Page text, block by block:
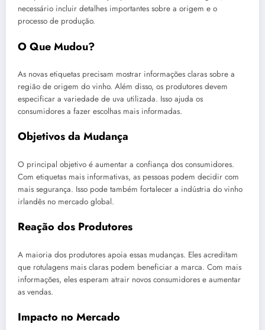
necessário incluir detalhes importantes sobre a origem e o
processo de produção.
O Que Mudou?
As novas etiquetas precisam mostrar informações claras sobre a
região de origem do vinho. Além disso, os produtores devem
especificar a variedade de uva utilizada. Isso ajuda os
consumidores a fazer escolhas mais informadas.
Objetivos da Mudança
O principal objetivo é aumentar a confiança dos consumidores.
Com etiquetas mais informativas, as pessoas podem decidir com
mais segurança. Isso pode também fortalecer a indústria do vinho
irlandês no mercado global.
Reação dos Produtores
A maioria dos produtores apoia essas mudanças. Eles acreditam
que rotulagens mais claras podem beneficiar a marca. Com mais
informações, eles esperam atrair novos consumidores e aumentar
as vendas.
Impacto no Mercado